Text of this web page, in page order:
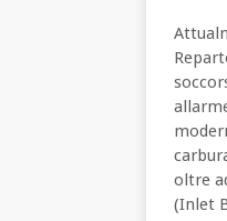
oltre
(Inlet